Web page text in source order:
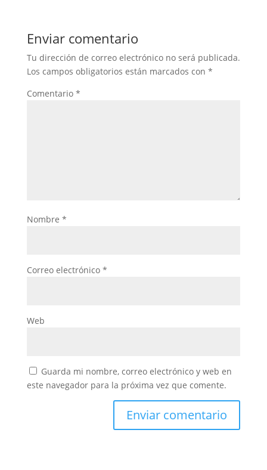
Enviar comentario
Tu dirección de correo electrónico no será publicada.
Los campos obligatorios están marcados con *
Comentario *
Nombre *
Correo electrónico *
Web
Guarda mi nombre, correo electrónico y web en
este navegador para la próxima vez que comente.